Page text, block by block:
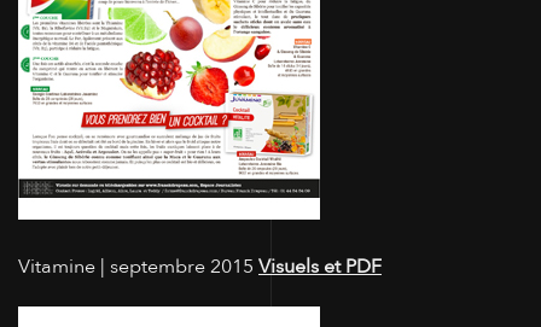
Vitamine | septembre 2015 Visuels et PDF